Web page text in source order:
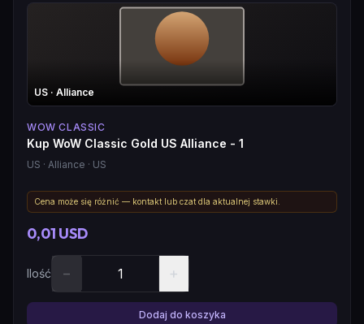
US · Alliance
WOW CLASSIC
Kup WoW Classic Gold US Alliance - 1
US · Alliance · US
Cena może się różnić — kontakt lub czat dla aktualnej stawki.
0,01 USD
Ilość − +
Dodaj do koszyka